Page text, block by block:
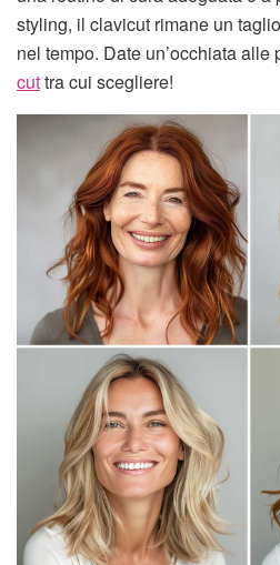
styling, il clavicut rimane un
nel tempo. Date un’occhiata
cuttra cui scegliere!